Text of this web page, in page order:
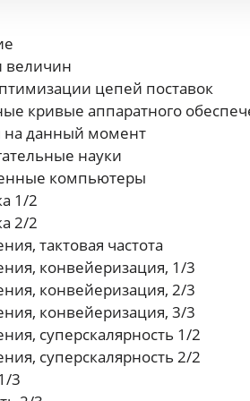
величин
цепей поставок
кривые аппаратного
на данный момент
науки
компьютеры
1/2
2/2
тактовая частота
конвейеризация, 1/3
конвейеризация, 2/3
конвейеризация, 3/3
суперскалярность 1/2
суперскалярность 2/2
3